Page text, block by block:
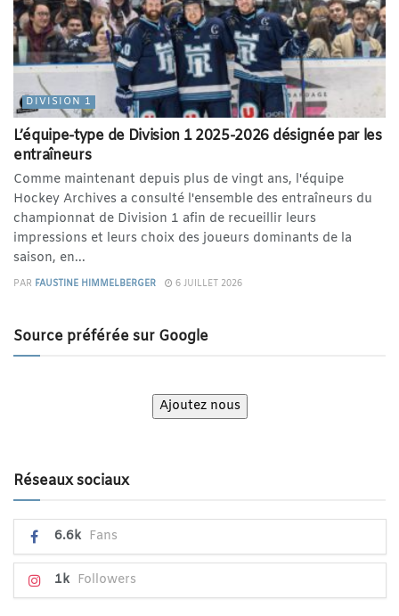
DIVISION 1
L’équipe-type de Division 1 2025-2026 désignée par les
entraîneurs
Comme maintenant depuis plus de vingt ans, l'équipe
Hockey Archives a consulté l'ensemble des entraîneurs du
championnat de Division 1 afin de recueillir leurs
impressions et leurs choix des joueurs dominants de la
saison, en...
PAR FAUSTINE HIMMELBERGER 6 JUILLET 2026
Source préférée sur Google
Ajoutez nous
Réseaux sociaux
6.6k Fans
1k Followers